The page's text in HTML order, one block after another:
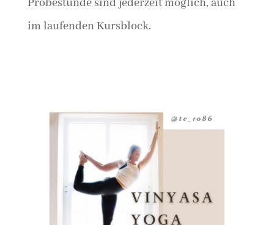
Probestunde sind jederzeit möglich, auch
im laufenden Kursblock.